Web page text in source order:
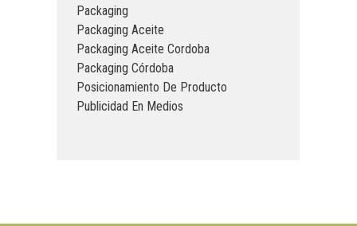
Packaging
Packaging Aceite
Packaging Aceite Cordoba
Packaging Córdoba
Posicionamiento De Producto
Publicidad En Medios